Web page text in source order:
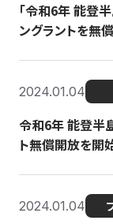
「令和6年 能登
ングラントを無
2024.01.04
令和6年 能登半
ト無償開放を開
2024.01.04